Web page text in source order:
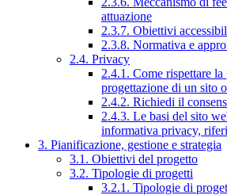
attuazione
2.3.7. Obiettivi
2.3.8. Normativa e
2.4. Privacy
2.4.1. Come rispettare
progettazione di un sito
2.4.2. Richiedi il
2.4.3. Le basi del sito
informativa privacy,
3. Pianificazione, gestione e strategia
3.1. Obiettivi del progetto
3.2. Tipologie di progetti
3.2.1. Tipologie di